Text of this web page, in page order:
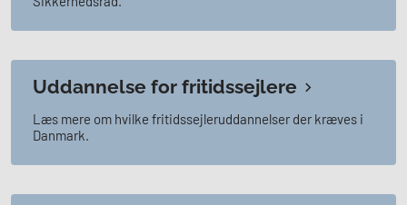
Uddannelse for fritidssejlere
Læs mere om hvilke fritidssejleruddannelser der kræves i
Danmark.